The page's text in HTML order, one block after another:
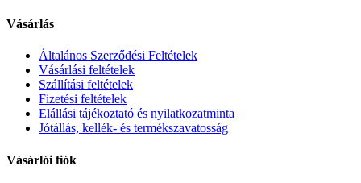
Vásárlás
Általános Szerződési Feltételek
Vásárlási feltételek
Szállítási feltételek
Fizetési feltételek
Elállási tájékoztató és nyilatkozatminta
Jótállás, kellék- és termékszavatosság
Vásárlói fiók